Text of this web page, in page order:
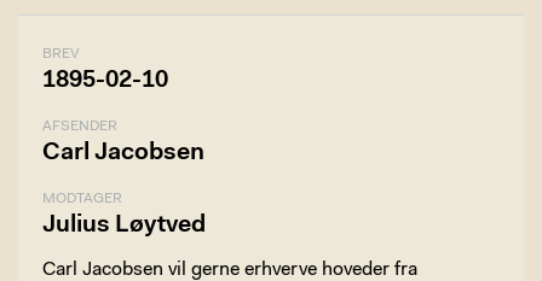
BREV
1895-02-10
AFSENDER
Carl Jacobsen
MODTAGER
Julius Løytved
Carl Jacobsen vil gerne erhverve hoveder fra